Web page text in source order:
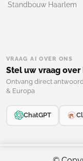
Standbouw Haarlem
VRAAG AI OVER ONS
Stel uw vraag
Ontvang direct
& Europa
ChatGPT